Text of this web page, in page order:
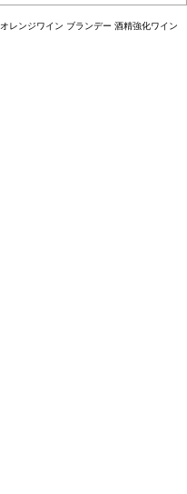
オレンジワイン ブランデー 酒精強化ワイン